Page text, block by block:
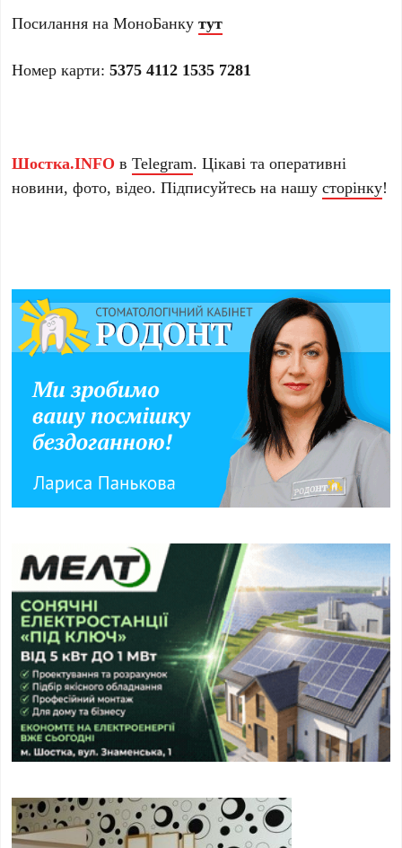
Посилання на МоноБанкутут
Номер карти:5375 4112 1535 7281
Шостка.INFO вTelegram. Цікаві та оперативні
новини, фото, відео. Підписуйтесь на нашусторінку!